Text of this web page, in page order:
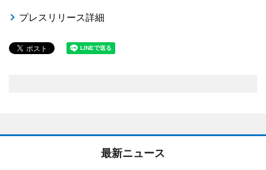
プレスリリース詳細
最新ニュース